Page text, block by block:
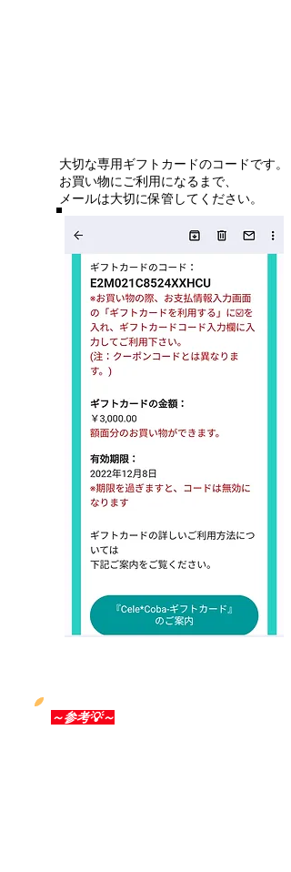
大切な専用ギフトカードのコードです。
お買い物にご利用になるまで、
メールは大切に保管してください。
～参考💡～